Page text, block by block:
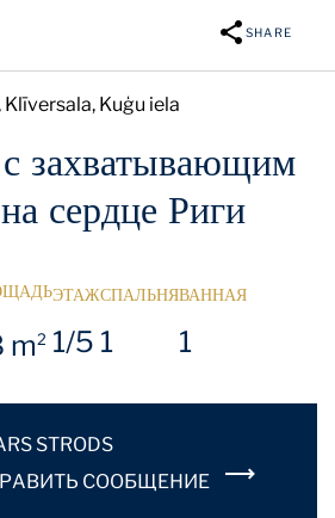
SHARE
Klīversala, Kuģu iela
захватывающим
сердце Риги
m2
ЭТАЖ
1/5
СПАЛЬНЯ
1
ВАННАЯ
1
STRODS
СООБЩЕНИЕ